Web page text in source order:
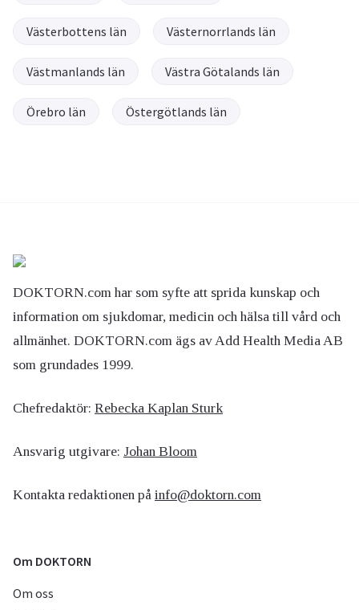
Västerbottens län Västernorrlands län
Västmanlands län Västra Götalands län
Örebro län Östergötlands län
DOKTORN.com har som syfte att sprida kunskap och
information om sjukdomar, medicin och hälsa till vård och
allmänhet. DOKTORN.com ägs av Add Health Media AB
som grundades 1999.
Chefredaktör: Rebecka Kaplan Sturk
Ansvarig utgivare: Johan Bloom
Kontakta redaktionen på info@doktorn.com
Om DOKTORN
Om oss